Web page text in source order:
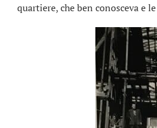
quartiere, che ben conosceva e